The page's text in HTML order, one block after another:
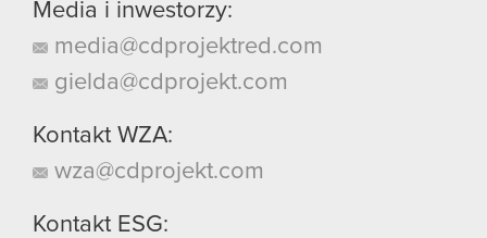
Media i inwestorzy:
media@cdprojektred.com
gielda@cdprojekt.com
Kontakt WZA:
wza@cdprojekt.com
Kontakt ESG: